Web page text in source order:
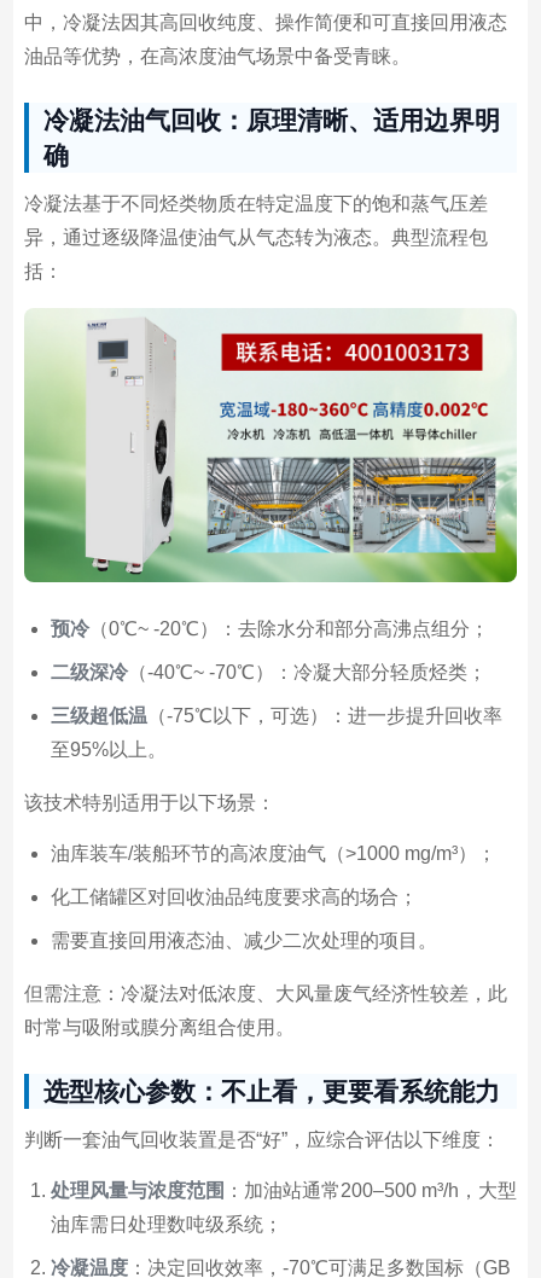
中，冷凝法因其高回收纯度、操作简便和可直接回用液态
油品等优势，在高浓度油气场景中备受青睐。
冷凝法油气回收：原理清晰、适用边界明
确
冷凝法基于不同烃类物质在特定温度下的饱和蒸气压差
异，通过逐级降温使油气从气态转为液态。典型流程包
括：
预冷（0℃~ -20℃）：去除水分和部分高沸点组分；
二级深冷（-40℃~ -70℃）：冷凝大部分轻质烃类；
三级超低温 （-75℃以下，可选）：进一步提升回收率
至95%以上。
该技术特别适用于以下场景：
油库装车/装船环节的高浓度油气（>1000 mg/m³）；
化工储罐区对回收油品纯度要求高的场合；
需要直接回用液态油、减少二次处理的项目。
但需注意：冷凝法对低浓度、大风量废气经济性较差，此
时常与吸附或膜分离组合使用。
选型核心参数：不止看，更要看系统能力
判断一套油气回收装置是否“好”，应综合评估以下维度：
处理风量与浓度范围 ：加油站通常200–500 m³/h，大型
油库需日处理数吨级系统；
冷凝温度：决定回收效率，-70℃可满足多数国标（GB